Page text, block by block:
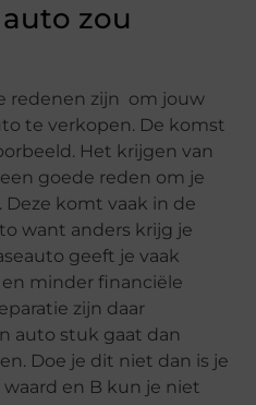
zou
redenen zijn om jouw
te verkopen. De komst
Het krijgen van
goede reden om je
komt vaak in de
want anders krijg je
geeft je vaak
minder financiële
zijn daar
auto stuk gaat dan
Doe je dit niet dan is je
en B kun je niet